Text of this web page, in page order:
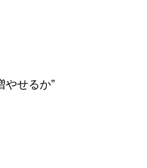
やせるか”